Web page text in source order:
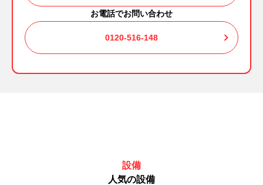
お電話でお問い合わせ
0120-516-148
設備
人気の設備